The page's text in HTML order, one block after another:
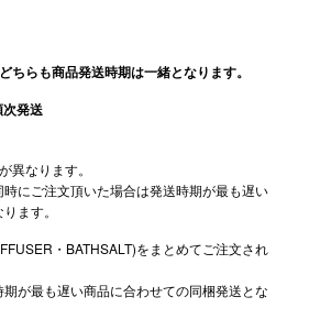
ちらも商品発送時期は一緒となります。
発送
異なります。
にご注文頂いた場合は発送時期が最も遅い
ます。
・BATHSALT)をまとめてご注文され
が最も遅い商品に合わせての同梱発送とな